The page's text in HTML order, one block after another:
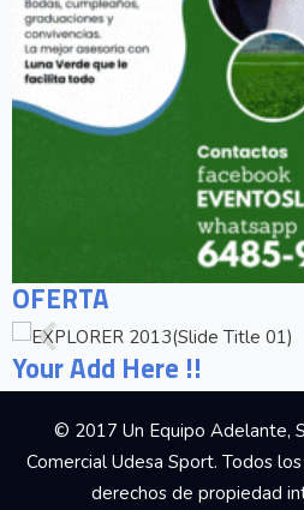
OFERTA
Your Add Here !!
© 2017 Un Equipo Adelante,
Comercial Udesa Sport. Todos
derechos de propiedad